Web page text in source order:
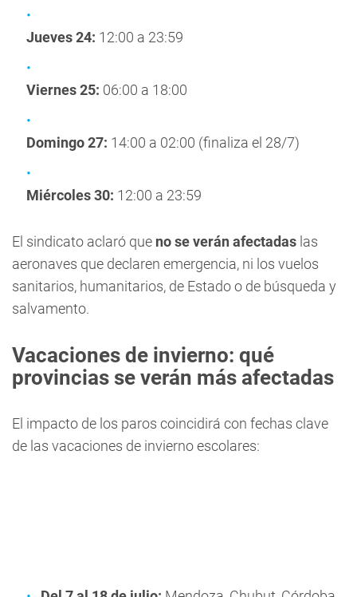
Jueves 24: 12:00 a 23:59
Viernes 25: 06:00 a 18:00
Domingo 27: 14:00 a 02:00 (finaliza el 28/7)
Miércoles 30: 12:00 a 23:59
El sindicato aclaró que no se verán afectadas las
aeronaves que declaren emergencia, ni los vuelos
sanitarios, humanitarios, de Estado o de búsqueda y
salvamento.
Vacaciones de invierno: qué
provincias se verán más afectadas
El impacto de los paros coincidirá con fechas clave
de las vacaciones de invierno escolares: